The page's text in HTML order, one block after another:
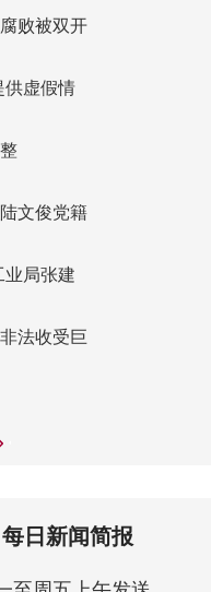
败被双开
供虚假情
文俊党籍
局张建
法收受巨
日新闻简报